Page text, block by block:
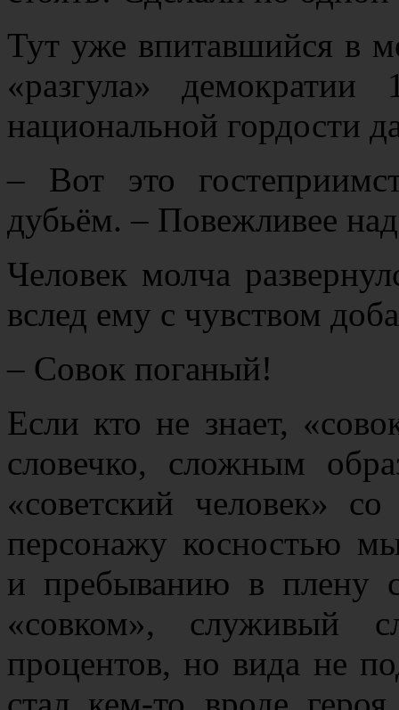
Тут уже впитавшийся в
«разгула»
национальной гордости
– Вот это
дубьём. – Повежливее
Человек молча
вслед ему с чувством
– Совок поганый!
Если кто не знает,
словечко, сложным
«советский человек»
персонажу косностью
и пребыванию в плену
«совком», служивый
процентов, но вида не